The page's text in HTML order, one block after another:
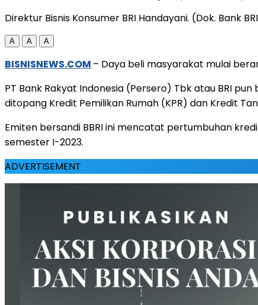
Direktur Bisnis Konsumer BRI Handayani. (Dok. Bank
A A A
BISNISNEWS.COM – Daya beli masyarakat mulai
PT Bank Rakyat Indonesia (Persero) Tbk atau BRI
ditopang Kredit Pemilikan Rumah (KPR) dan Kredit
Emiten bersandi BBRI ini mencatat pertumbuhan
semester I-2023.
ADVERTISEMENT